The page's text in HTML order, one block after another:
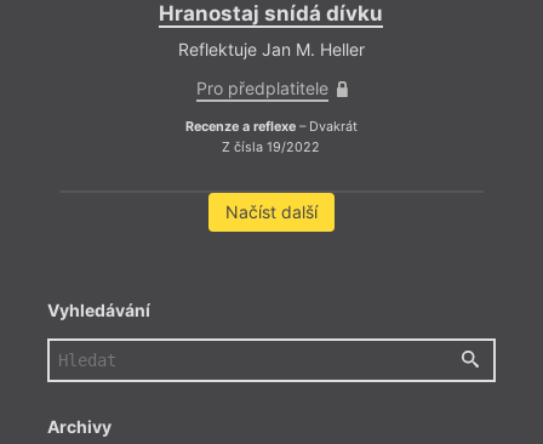
Hranostaj snídá dívku
Reflektuje Jan M. Heller
Pro předplatitele
Recenze a reflexe– Dvakrát
Z čísla 19/2022
Načíst další
Vyhledávání
Archivy